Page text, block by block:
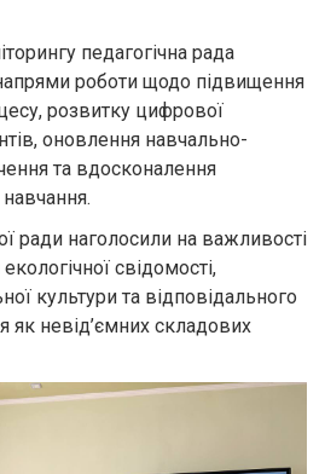
педагогічна рада
роботи щодо підвищення
розвитку цифрової
оновлення навчально-
та вдосконалення
ради наголосили на важливості
свідомості,
культури та відповідального
як невід’ємних складових